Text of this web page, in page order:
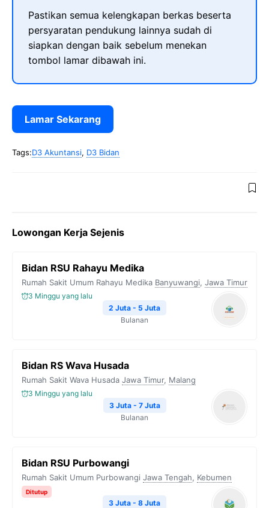
Pastikan semua kelengkapan berkas beserta
persyaratan pendukung lainnya sudah di
siapkan dengan baik sebelum menekan
tombol lamar dibawah ini.
Lamar Sekarang
Tags:D3 Akuntansi, D3 Bidan
Lowongan Kerja Sejenis
Bidan RSU Rahayu Medika
Rumah Sakit Umum Rahayu Medika Banyuwangi, Jawa Timur
3 Minggu yang lalu
2 Juta - 5 Juta
Bulanan
Bidan RS Wava Husada
Rumah Sakit Wava Husada Jawa Timur, Malang
3 Minggu yang lalu
3 Juta - 7 Juta
Bulanan
Bidan RSU Purbowangi
Rumah Sakit Umum Purbowangi Jawa Tengah, Kebumen
Ditutup
3 Juta - 8 Juta